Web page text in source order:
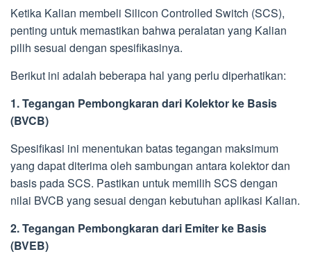
Ketika Kalian membeli Silicon Controlled Switch (SCS),
penting untuk memastikan bahwa peralatan yang Kalian
pilih sesuai dengan spesifikasinya.
Berikut ini adalah beberapa hal yang perlu diperhatikan:
1. Tegangan Pembongkaran dari Kolektor ke Basis
(BVCB)
Spesifikasi ini menentukan batas tegangan maksimum
yang dapat diterima oleh sambungan antara kolektor dan
basis pada SCS. Pastikan untuk memilih SCS dengan
nilai BVCB yang sesuai dengan kebutuhan aplikasi Kalian.
2. Tegangan Pembongkaran dari Emiter ke Basis
(BVEB)